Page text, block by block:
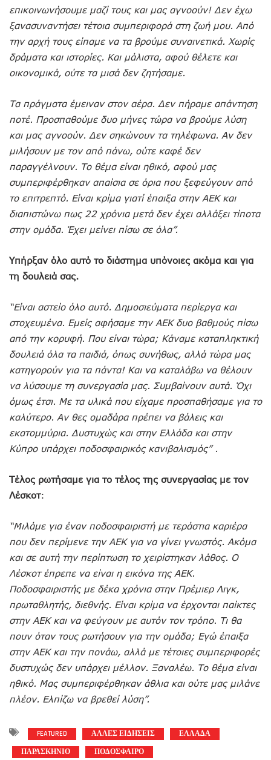
επικοινωνήσουμε μαζί τους και μας αγνοούν! Δεν έχω
ξανασυναντήσει τέτοια συμπεριφορά στη ζωή μου. Από
την αρχή τους είπαμε να τα βρούμε συναινετικά. Χωρίς
δράματα και ιστορίες. Και μάλιστα, αφού θέλετε και
οικονομικά, ούτε τα μισά δεν ζητήσαμε.
Τα πράγματα έμειναν στον αέρα. Δεν πήραμε απάντηση
ποτέ. Προσπαθούμε δυο μήνες τώρα να βρούμε λύση
και μας αγνοούν. Δεν σηκώνουν τα τηλέφωνα. Αν δεν
μιλήσουν με τον από πάνω, ούτε καφέ δεν
παραγγέλνουν. Το θέμα είναι ηθικό, αφού μας
συμπεριφέρθηκαν απαίσια σε όρια που ξεφεύγουν από
το επιτρεπτό. Είναι κρίμα γιατί έπαιξα στην ΑΕΚ και
διαπιστώνω πως 22 χρόνια μετά δεν έχει αλλάξει τίποτα
στην ομάδα. Έχει μείνει πίσω σε όλα”.
Υπήρξαν όλο αυτό το διάστημα υπόνοιες ακόμα και για
τη δουλειά σας.
“Είναι αστείο όλο αυτό. Δημοσιεύματα περίεργα και
στοχευμένα. Εμείς αφήσαμε την ΑΕΚ δυο βαθμούς πίσω
από την κορυφή. Που είναι τώρα; Κάναμε καταπληκτική
δουλειά όλα τα παιδιά, όπως συνήθως, αλλά τώρα μας
κατηγορούν για τα πάντα! Και να καταλάβω να θέλουν
να λύσουμε τη συνεργασία μας. Συμβαίνουν αυτά. Όχι
όμως έτσι. Με τα υλικά που είχαμε προσπαθήσαμε για το
καλύτερο. Αν θες ομαδάρα πρέπει να βάλεις και
εκατομμύρια. Δυστυχώς και στην Ελλάδα και στην
Κύπρο υπάρχει ποδοσφαιρικός κανιβαλισμός” .
Τέλος ρωτήσαμε για το τέλος της συνεργασίας με τον
Λέσκοτ:
“Μιλάμε για έναν ποδοσφαιριστή με τεράστια καριέρα
που δεν περίμενε την ΑΕΚ για να γίνει γνωστός. Ακόμα
και σε αυτή την περίπτωση το χειρίστηκαν λάθος. Ο
Λέσκοτ έπρεπε να είναι η εικόνα της ΑΕΚ.
Ποδοσφαιριστής με δέκα χρόνια στην Πρέμιερ Λιγκ,
πρωταθλητής, διεθνής. Είναι κρίμα να έρχονται παίκτες
στην ΑΕΚ και να φεύγουν με αυτόν τον τρόπο. Τι θα
πουν όταν τους ρωτήσουν για την ομάδα; Εγώ έπαιξα
στην ΑΕΚ και την πονάω, αλλά με τέτοιες συμπεριφορές
δυστυχώς δεν υπάρχει μέλλον. Ξαναλέω. Το θέμα είναι
ηθικό. Μας συμπεριφέρθηκαν άθλια και ούτε μας μιλάνε
πλέον. Ελπίζω να βρεθεί λύση”.
FEATURED ΑΛΛΕΣ ΕΙΔΗΣΕΙΣ
ΕΛΛΑΔΑ
ΠΑΡΑΣΚΗΝΙΟ
ΠΟΔΟΣΦΑΙΡΟ